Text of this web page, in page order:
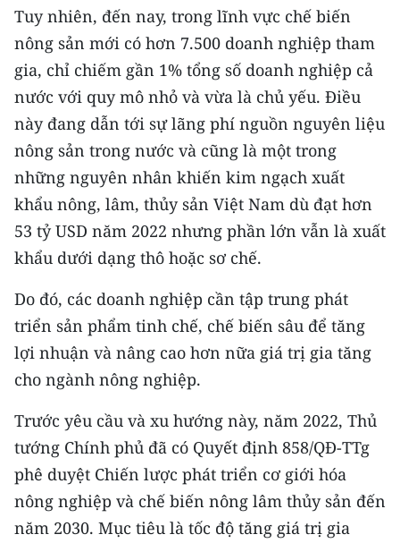
TIN MỚI
TIN ĐỊA PHƯƠNG
Trung du và miền núi phía Bắc
Đồng bằng sông Hồng
Bắc Trung Bộ
Duyên hải Nam Trung Bộ và Tây
Đông Nam Bộ
Đồng bằng sông Cửu Long
Chuyên trang TP. Hồ Chí Minh
CHUYÊN ĐỀ
CÁC CHUYÊN TRANG
Tuy nhiên, đến nay, trong lĩnh vực chế biến
nông sản mới có hơn 7.500 doanh nghiệp tham
gia, chỉ chiếm gần 1% tổng số doanh nghiệp cả
nước với quy mô nhỏ và vừa là chủ yếu. Ðiều
này đang dẫn tới sự lãng phí nguồn nguyên liệu
nông sản trong nước và cũng là một trong
những nguyên nhân khiến kim ngạch xuất
khẩu nông, lâm, thủy sản Việt Nam dù đạt hơn
53 tỷ USD năm 2022 nhưng phần lớn vẫn là xuất
khẩu dưới dạng thô hoặc sơ chế.
Do đó, các doanh nghiệp cần tập trung phát
triển sản phẩm tinh chế, chế biến sâu để tăng
lợi nhuận và nâng cao hơn nữa giá trị gia tăng
cho ngành nông nghiệp.
Trước yêu cầu và xu hướng này, năm 2022, Thủ
tướng Chính phủ đã có Quyết định 858/QÐ-TTg
phê duyệt Chiến lược phát triển cơ giới hóa
nông nghiệp và chế biến nông lâm thủy sản đến
năm 2030. Mục tiêu là tốc độ tăng giá trị gia